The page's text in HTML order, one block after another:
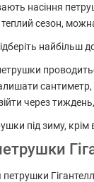
насіння
сезон,
найбільш
через
під зиму,
петрушки